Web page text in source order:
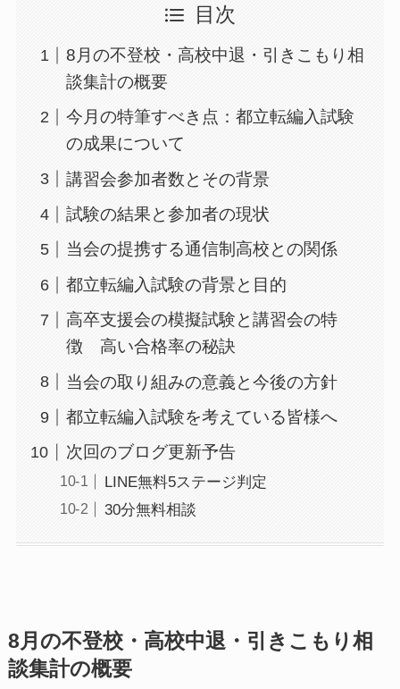
目次
8月の不登校・高校中退・引きこもり相
談集計の概要
今月の特筆すべき点：都立転編入試験
の成果について
講習会参加者数とその背景
試験の結果と参加者の現状
当会の提携する通信制高校との関係
都立転編入試験の背景と目的
高卒支援会の模擬試験と講習会の特
徴 高い合格率の秘訣
当会の取り組みの意義と今後の方針
都立転編入試験を考えている皆様へ
次回のブログ更新予告
LINE無料5ステージ判定
30分無料相談
8月の不登校・高校中退・引きこもり相
談集計の概要